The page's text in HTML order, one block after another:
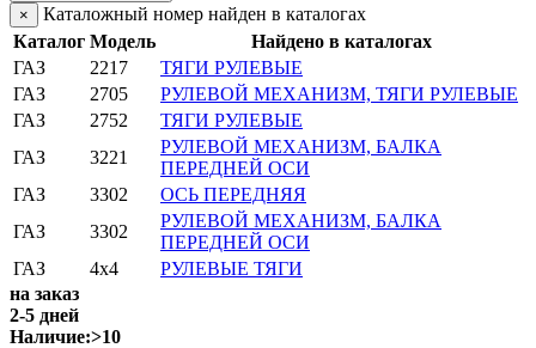
×
Каталожный номер найден в каталогах
Каталог Модель
Найдено в каталогах
ГАЗ
2217
ТЯГИ РУЛЕВЫЕ
ГАЗ
2705
РУЛЕВОЙ МЕХАНИЗМ, ТЯГИ РУЛЕВЫЕ
ГАЗ
2752
ТЯГИ РУЛЕВЫЕ
ГАЗ
3221
РУЛЕВОЙ МЕХАНИЗМ, БАЛКА
ПЕРЕДНЕЙ ОСИ
ГАЗ
3302
ОСЬ ПЕРЕДНЯЯ
ГАЗ
3302
РУЛЕВОЙ МЕХАНИЗМ, БАЛКА
ПЕРЕДНЕЙ ОСИ
ГАЗ
4x4
РУЛЕВЫЕ ТЯГИ
на заказ
2-5 дней
Наличие:>10